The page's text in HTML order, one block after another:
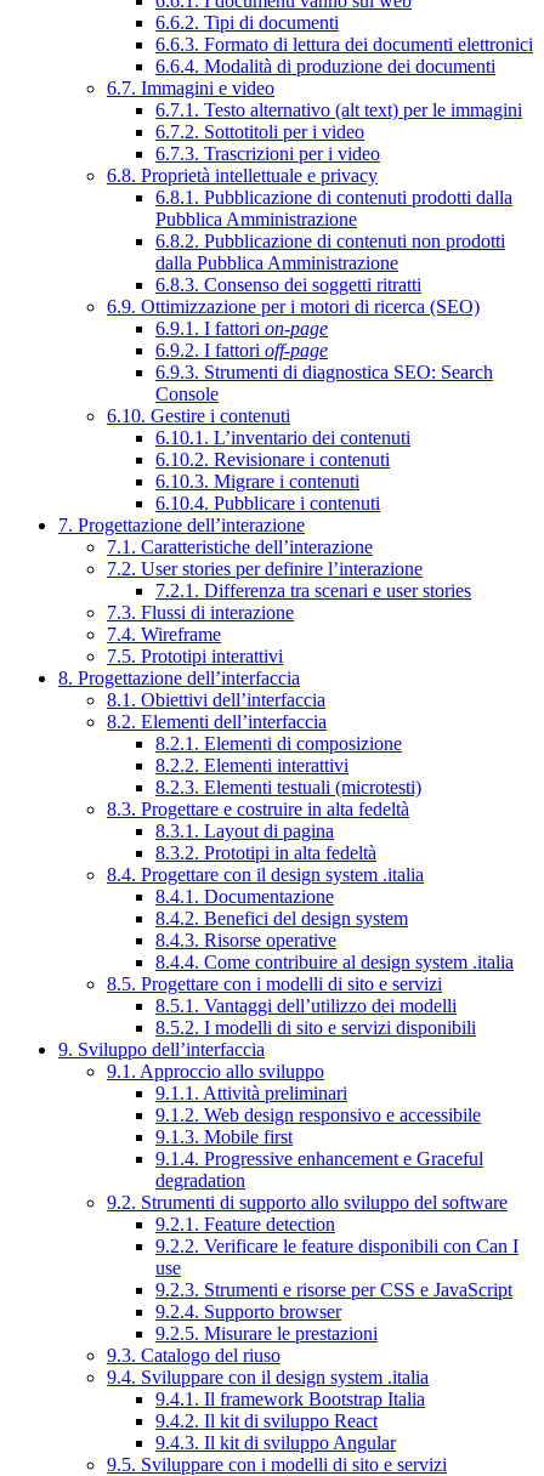
6.6.2. Tipi di documenti
6.6.3. Formato di lettura dei documenti elettronici
6.6.4. Modalità di produzione dei documenti
6.7. Immagini e video
6.7.1. Testo alternativo (alt text) per le immagini
6.7.2. Sottotitoli per i video
6.7.3. Trascrizioni per i video
6.8. Proprietà intellettuale e privacy
6.8.1. Pubblicazione di contenuti prodotti dalla
Pubblica Amministrazione
6.8.2. Pubblicazione di contenuti non prodotti
dalla Pubblica Amministrazione
6.8.3. Consenso dei soggetti ritratti
6.9. Ottimizzazione per i motori di ricerca (SEO)
6.9.1. I fattori on-page
6.9.2. I fattori off-page
6.9.3. Strumenti di diagnostica SEO: Search
Console
6.10. Gestire i contenuti
6.10.1. L’inventario dei contenuti
6.10.2. Revisionare i contenuti
6.10.3. Migrare i contenuti
6.10.4. Pubblicare i contenuti
7. Progettazione dell’interazione
7.1. Caratteristiche dell’interazione
7.2. User stories per definire l’interazione
7.2.1. Differenza tra scenari e user stories
7.3. Flussi di interazione
7.4. Wireframe
7.5. Prototipi interattivi
8. Progettazione dell’interfaccia
8.1. Obiettivi dell’interfaccia
8.2. Elementi dell’interfaccia
8.2.1. Elementi di composizione
8.2.2. Elementi interattivi
8.2.3. Elementi testuali (microtesti)
8.3. Progettare e costruire in alta fedeltà
8.3.1. Layout di pagina
8.3.2. Prototipi in alta fedeltà
8.4. Progettare con il design system .italia
8.4.1. Documentazione
8.4.2. Benefici del design system
8.4.3. Risorse operative
8.4.4. Come contribuire al design system .italia
8.5. Progettare con i modelli di sito e servizi
8.5.1. Vantaggi dell’utilizzo dei modelli
8.5.2. I modelli di sito e servizi disponibili
9. Sviluppo dell’interfaccia
9.1. Approccio allo sviluppo
9.1.1. Attività preliminari
9.1.2. Web design responsivo e accessibile
9.1.3. Mobile first
9.1.4. Progressive enhancement e Graceful
degradation
9.2. Strumenti di supporto allo sviluppo del software
9.2.1. Feature detection
9.2.2. Verificare le feature disponibili con Can I
use
9.2.3. Strumenti e risorse per CSS e JavaScript
9.2.4. Supporto browser
9.2.5. Misurare le prestazioni
9.3. Catalogo del riuso
9.4. Sviluppare con il design system .italia
9.4.1. Il framework Bootstrap Italia
9.4.2. Il kit di sviluppo React
9.4.3. Il kit di sviluppo Angular
9.5. Sviluppare con i modelli di sito e servizi